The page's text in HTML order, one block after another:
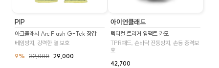
PIP
아크플래시 Arc Flash G-Tek 장갑
베임방지, 강력한 열 보호
9% 32,000 29,000
아이언클래드
텍티컬 트리거 임팩트 카모
TPR패드, 손바닥 진동방지, 손등 충격보
호
42,700